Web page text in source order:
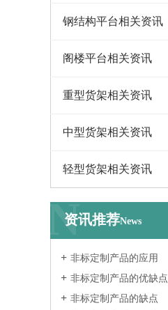
钢结构平台相关资讯
阁楼平台相关资讯
重型货架相关资讯
中型货架相关资讯
轻型货架相关资讯
资讯推荐News
N
非标定制产品的应用
非标定制产品的优缺点
非标定制产品的缺点